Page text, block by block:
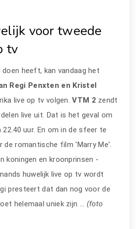
voor tweede
tv
heeft, kan vandaag het
Regi Penxten en Kristel
live op tv volgen.VTM 2 zendt
live uit. Dat is het geval om
22.40 uur. En om in de sfeer te
de romantische film 'Marry Me'.
koningen en kroonprinsen -
huwelijk live op tv wordt
presteert dat dan nog voor de
helemaal uniek zijn ... (foto